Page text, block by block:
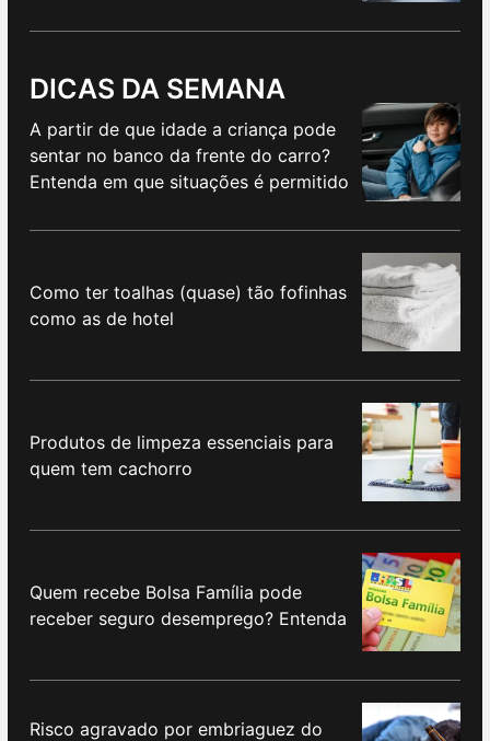
DICAS DA SEMANA
A partir de que idade a criança pode
sentar no banco da frente do carro?
Entenda em que situações é permitido
Como ter toalhas (quase) tão fofinhas
como as de hotel
Produtos de limpeza essenciais para
quem tem cachorro
Quem recebe Bolsa Família pode
receber seguro desemprego? Entenda
Risco agravado por embriaguez do